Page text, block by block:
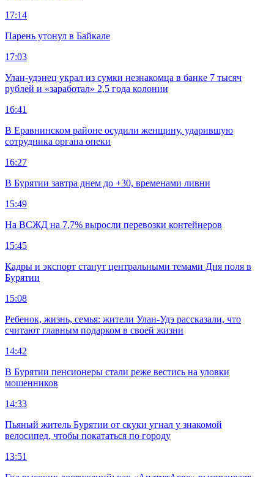
17:14
Парень утонул в Байкале
17:03
Улан-удэнец украл из сумки незнакомца в банке 7 тысяч
рублей и «заработал» 2,5 года колонии
16:41
В Еравнинском районе осудили женщину, ударившую
сотрудника органа опеки
16:27
В Бурятии завтра днем до +30, временами ливни
15:49
На ВСЖД на 7,7% выросли перевозки контейнеров
15:45
Кадры и экспорт станут центральными темами Дня поля в
Бурятии
15:08
Ребенок, жизнь, семья: жители Улан-Удэ рассказали, что
считают главным подарком в своей жизни
14:42
В Бурятии пенсионеры стали реже вестись на уловки
мошенников
14:33
Пьяный житель Бурятии от скуки угнал у знакомой
велосипед, чтобы покататься по городу
13:51